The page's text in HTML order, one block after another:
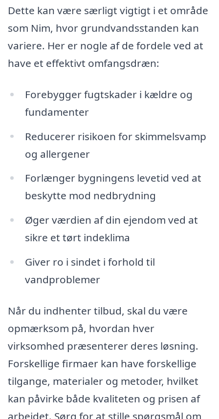
Dette kan være særligt vigtigt i et område
som Nim, hvor grundvandsstanden kan
variere. Her er nogle af de fordele ved at
have et effektivt omfangsdræn:
Forebygger fugtskader i kældre og
fundamenter
Reducerer risikoen for skimmelsvamp
og allergener
Forlænger bygningens levetid ved at
beskytte mod nedbrydning
Øger værdien af din ejendom ved at
sikre et tørt indeklima
Giver ro i sindet i forhold til
vandproblemer
Når du indhenter tilbud, skal du være
opmærksom på, hvordan hver
virksomhed præsenterer deres løsning.
Forskellige firmaer kan have forskellige
tilgange, materialer og metoder, hvilket
kan påvirke både kvaliteten og prisen af
arbejdet. Sørg for at stille spørgsmål om